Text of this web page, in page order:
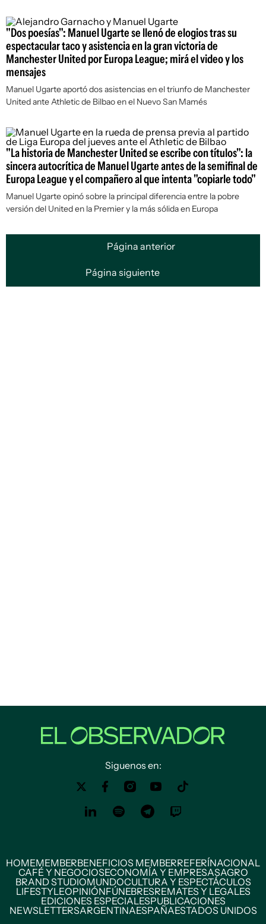
"Dos poesías": Manuel Ugarte se llenó de elogios tras su
espectacular taco y asistencia en la gran victoria de
Manchester United por Europa League; mirá el video y los
mensajes
Manuel Ugarte aportó dos asistencias en el triunfo de Manchester
United ante Athletic de Bilbao en el Nuevo San Mamés
"La historia de Manchester United se escribe con títulos": la
sincera autocrítica de Manuel Ugarte antes de la semifinal de
Europa League y el compañero al que intenta "copiarle todo"
Manuel Ugarte opinó sobre la principal diferencia entre la pobre
versión del United en la Premier y la más sólida en Europa
Página anterior
Página siguiente
Siguenos en:
HOMEMEMBERBENEFICIOS MEMBERREFERÍNACIONAL
CAFÉ Y NEGOCIOSECONOMÍA Y EMPRESASAGRO
BRAND STUDIOMUNDOCULTURA Y ESPECTÁCULOS
LIFESTYLEOPINIÓNFÚNEBRESREMATES Y LEGALES
EDICIONES ESPECIALESPUBLICACIONES
NEWSLETTERSARGENTINAESPAÑAESTADOS UNIDOS